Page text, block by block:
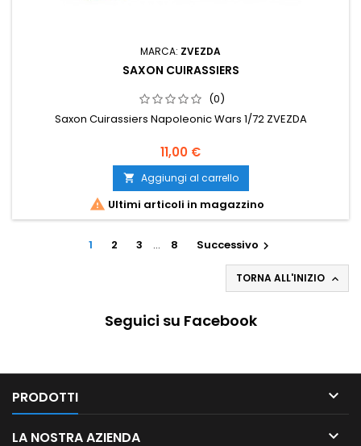
MARCA: ZVEZDA
SAXON CUIRASSIERS
(0)
Saxon Cuirassiers Napoleonic Wars 1/72 ZVEZDA
11,00 €
 Aggiungi al carrello
 Ultimi articoli in magazzino
1 2 3 … 8 Successivo 
TORNA ALL'INIZIO 
Seguici su Facebook
PRODOTTI 
LA NOSTRA AZIENDA 